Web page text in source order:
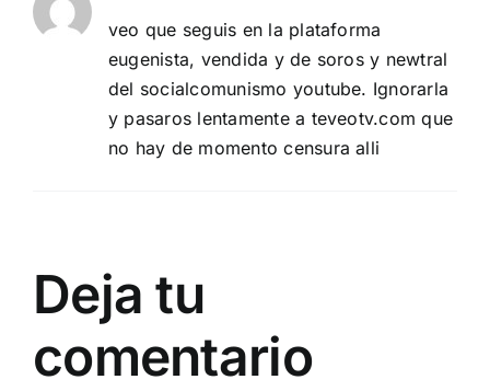
veo que seguis en la plataforma
eugenista, vendida y de soros y newtral
del socialcomunismo youtube. Ignorarla
y pasaros lentamente a teveotv.com que
no hay de momento censura alli
Deja tu
comentario